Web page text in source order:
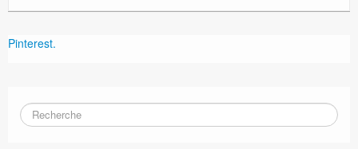
Pinterest.